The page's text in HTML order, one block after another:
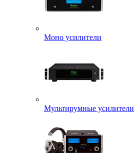
Моно усилители
Мультирумные усилители